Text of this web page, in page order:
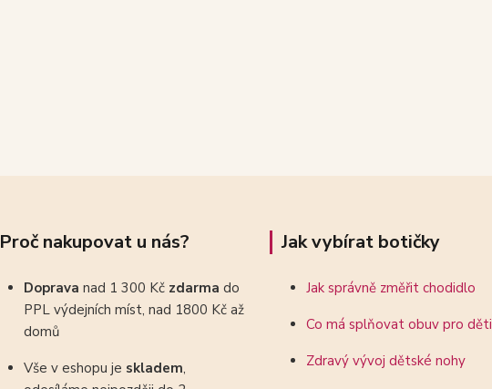
Proč nakupovat u nás?
Doprava nad 1 300 Kč zdarma do
PPL výdejních míst, nad 1800 Kč až
domů
Vše v eshopu je skladem,
Jak vybírat botičky
Jak správně změřit chodidlo
Co má splňovat obuv pro děti
Zdravý vývoj dětské nohy